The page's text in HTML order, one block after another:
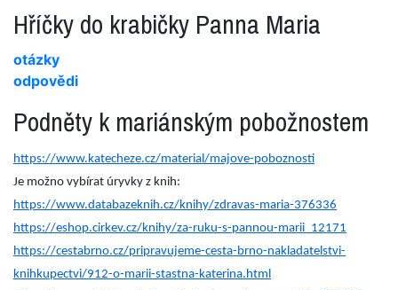
Hříčky do krabičky Panna Maria
otázky
odpovědi
Podněty k mariánským pobožnostem
https://www.katecheze.cz/material/majove-poboznosti
Je možno vybírat úryvky z knih:
https://www.databazeknih.cz/knihy/zdravas-maria-376336
https://eshop.cirkev.cz/knihy/za-ruku-s-pannou-marii_12171
https://cestabrno.cz/pripravujeme-cesta-brno-nakladatelstvi-
knihkupectvi/912-o-marii-stastna-katerina.html